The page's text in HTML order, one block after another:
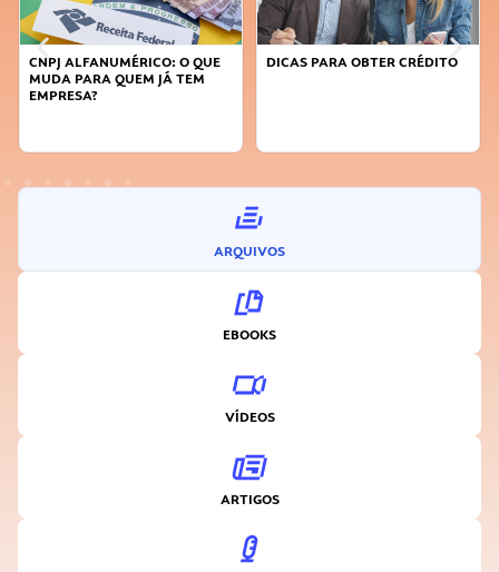
CNPJ ALFANUMÉRICO: O QUE
MUDA PARA QUEM JÁ TEM
EMPRESA?
DICAS PARA OBTER CRÉDITO
ARQUIVOS
EBOOKS
VÍDEOS
ARTIGOS